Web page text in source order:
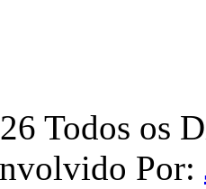
Todos os
Por: